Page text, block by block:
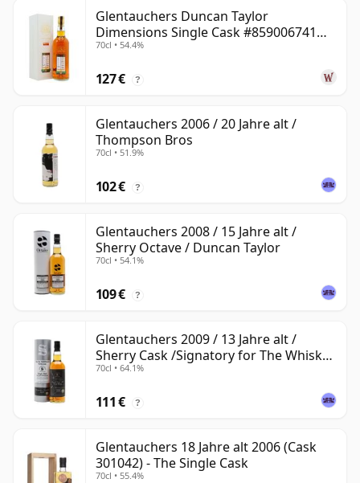
Glentauchers Duncan Taylor
Dimensions Single Cask #859006741
2008 12 Jahre alt
70cl • 54.4%
127 € ?
Glentauchers 2006 / 20 Jahre alt /
Thompson Bros
70cl • 51.9%
102 € ?
Glentauchers 2008 / 15 Jahre alt /
Sherry Octave / Duncan Taylor
70cl • 54.1%
109 € ?
Glentauchers 2009 / 13 Jahre alt /
Sherry Cask /Signatory for The Whisky
Exchange
70cl • 64.1%
111 € ?
Glentauchers 18 Jahre alt 2006 (Cask
301042) - The Single Cask
70cl • 55.4%